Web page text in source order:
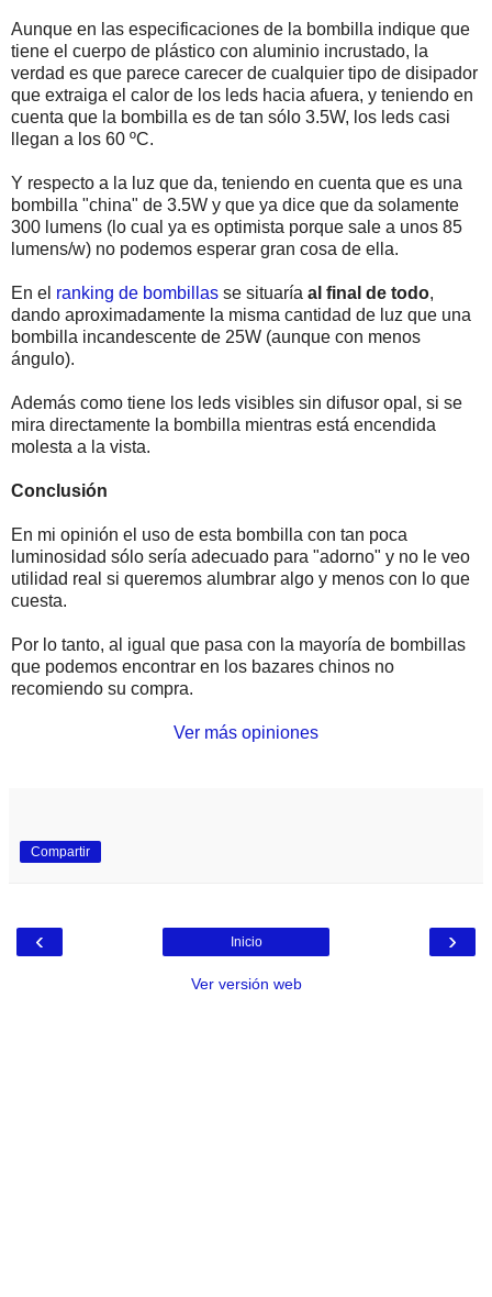
Aunque en las especificaciones de la bombilla indique que
tiene el cuerpo de plástico con aluminio incrustado, la
verdad es que parece carecer de cualquier tipo de disipador
que extraiga el calor de los leds hacia afuera, y teniendo en
cuenta que la bombilla es de tan sólo 3.5W, los leds casi
llegan a los 60 ºC.
Y respecto a la luz que da, teniendo en cuenta que es una
bombilla "china" de 3.5W y que ya dice que da solamente
300 lumens (lo cual ya es optimista porque sale a unos 85
lumens/w) no podemos esperar gran cosa de ella.
En el ranking de bombillas se situaría al final de todo,
dando aproximadamente la misma cantidad de luz que una
bombilla incandescente de 25W (aunque con menos
ángulo).
Además como tiene los leds visibles sin difusor opal, si se
mira directamente la bombilla mientras está encendida
molesta a la vista.
Conclusión
En mi opinión el uso de esta bombilla con tan poca
luminosidad sólo sería adecuado para "adorno" y no le veo
utilidad real si queremos alumbrar algo y menos con lo que
cuesta.
Por lo tanto, al igual que pasa con la mayoría de bombillas
que podemos encontrar en los bazares chinos no
recomiendo su compra.
Ver más opiniones
Compartir
‹ ›
Inicio
Ver versión web